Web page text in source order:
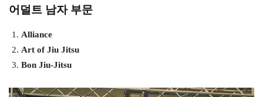
어덜트 남자 부문
Alliance
Art of Jiu Jitsu
Bon Jiu-Jitsu